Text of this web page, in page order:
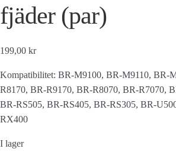
fjäder (par)
199,00 kr
Kompatibilitet: BR-M9100, BR-M9110, BR-
R8170, BR-R9170, BR-R8070, BR-R7070,
BR-RS505, BR-RS405, BR-RS305, BR-
RX400
I lager